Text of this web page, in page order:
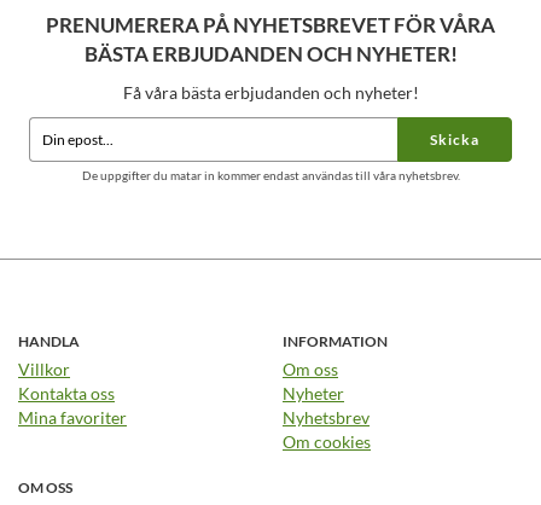
PRENUMERERA PÅ NYHETSBREVET FÖR VÅRA
BÄSTA ERBJUDANDEN OCH NYHETER!
Få våra bästa erbjudanden och nyheter!
Skicka
De uppgifter du matar in kommer endast användas till våra nyhetsbrev.
HANDLA
Villkor
Kontakta oss
Mina favoriter
INFORMATION
Om oss
Nyheter
Nyhetsbrev
Om cookies
OM OSS